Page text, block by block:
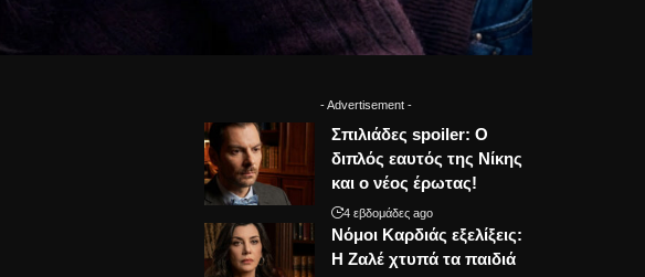
- Advertisement -
Σπιλιάδες spoiler: Ο
διπλός εαυτός της Νίκης
και ο νέος έρωτας!
4 εβδομάδες ago
Νόμοι Καρδιάς εξελίξεις:
Η Ζαλέ χτυπά τα παιδιά